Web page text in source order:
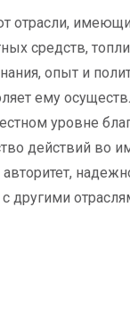
отрасли,
средств,
опыт и
ему
уровне
действий во
другими